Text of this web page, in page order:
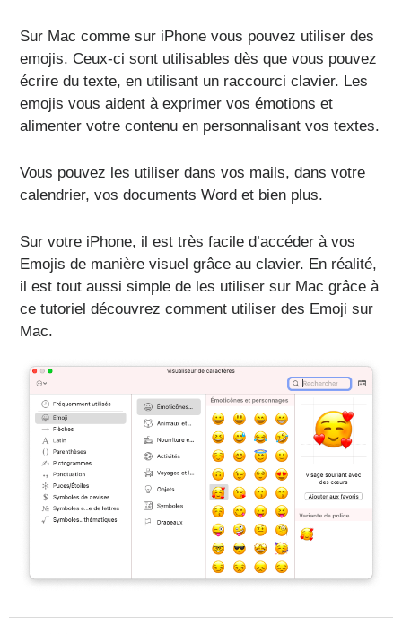
Sur Mac comme sur iPhone vous pouvez utiliser des
emojis. Ceux-ci sont utilisables dès que vous pouvez
écrire du texte, en utilisant un raccourci clavier. Les
emojis vous aident à exprimer vos émotions et
alimenter votre contenu en personnalisant vos textes.
Vous pouvez les utiliser dans vos mails, dans votre
calendrier, vos documents Word et bien plus.
Sur votre iPhone, il est très facile d’accéder à vos
Emojis de manière visuel grâce au clavier. En réalité,
il est tout aussi simple de les utiliser sur Mac grâce à
ce tutoriel découvrez comment utiliser des Emoji sur
Mac.